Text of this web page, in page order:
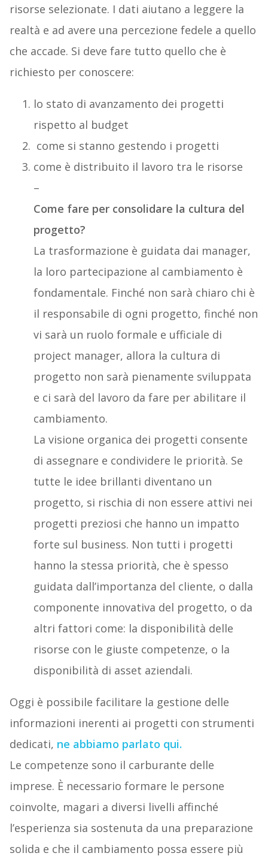
risorse selezionate. I dati aiutano a leggere la
realtà e ad avere una percezione fedele a quello
che accade. Si deve fare tutto quello che è
richiesto per conoscere:
lo stato di avanzamento dei progetti
rispetto al budget
come si stanno gestendo i progetti
come è distribuito il lavoro tra le risorse
–
Come fare per consolidare la cultura del
progetto?
La trasformazione è guidata dai manager,
la loro partecipazione al cambiamento è
fondamentale. Finché non sarà chiaro chi è
il responsabile di ogni progetto, finché non
vi sarà un ruolo formale e ufficiale di
project manager, allora la cultura di
progetto non sarà pienamente sviluppata
e ci sarà del lavoro da fare per abilitare il
cambiamento.
La visione organica dei progetti consente
di assegnare e condividere le priorità. Se
tutte le idee brillanti diventano un
progetto, si rischia di non essere attivi nei
progetti preziosi che hanno un impatto
forte sul business. Non tutti i progetti
hanno la stessa priorità, che è spesso
guidata dall’importanza del cliente, o dalla
componente innovativa del progetto, o da
altri fattori come: la disponibilità delle
risorse con le giuste competenze, o la
disponibilità di asset aziendali.
Oggi è possibile facilitare la gestione delle
informazioni inerenti ai progetti con strumenti
dedicati, ne abbiamo parlato qui.
Le competenze sono il carburante delle
imprese. È necessario formare le persone
coinvolte, magari a diversi livelli affinché
l’esperienza sia sostenuta da una preparazione
solida e che il cambiamento possa essere più